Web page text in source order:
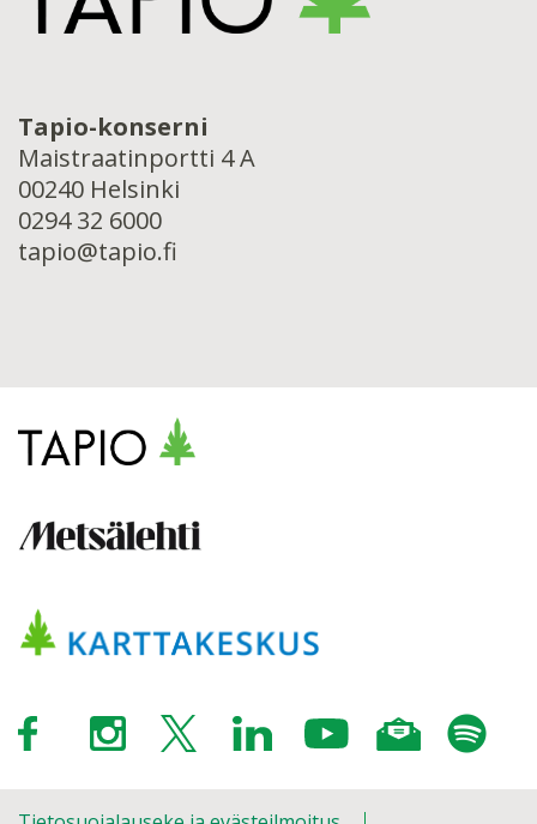
Tapio-konserni
Maistraatinportti 4 A
00240 Helsinki
0294 32 6000
tapio@tapio.fi